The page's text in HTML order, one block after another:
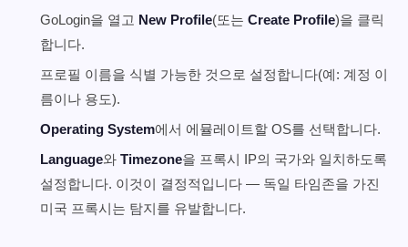
GoLogin을 열고 New Profile(또는 Create Profile)을 클릭
합니다.
프로필 이름을 식별 가능한 것으로 설정합니다(예: 계정 이
름이나 용도).
Operating System에서 에뮬레이트할 OS를 선택합니다.
Language와 Timezone을 프록시 IP의 국가와 일치하도록
설정합니다. 이것이 결정적입니다 — 독일 타임존을 가진
미국 프록시는 탐지를 유발합니다.